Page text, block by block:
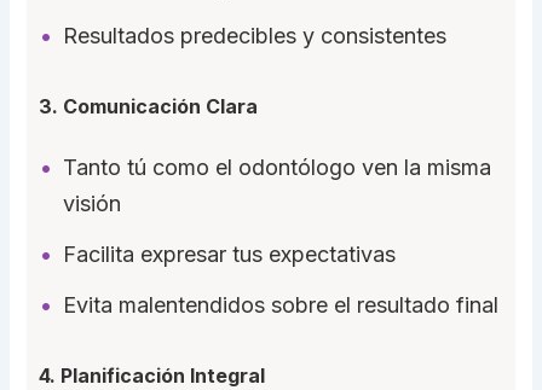
Resultados predecibles y consistentes
3. Comunicación Clara
Tanto tú como el odontólogo ven la misma
visión
Facilita expresar tus expectativas
Evita malentendidos sobre el resultado final
4. Planificación Integral